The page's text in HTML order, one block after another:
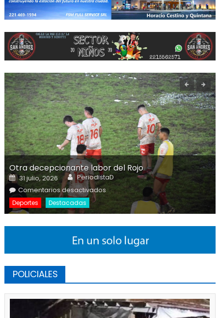
Otra decepcionante labor del Rojo
Posted on
31 julio, 2026 Author
PeriodistaD
Comentarios desactivados en Otra decepcionante labor del
Rojo
Deportes Destacadas
POLICIALES